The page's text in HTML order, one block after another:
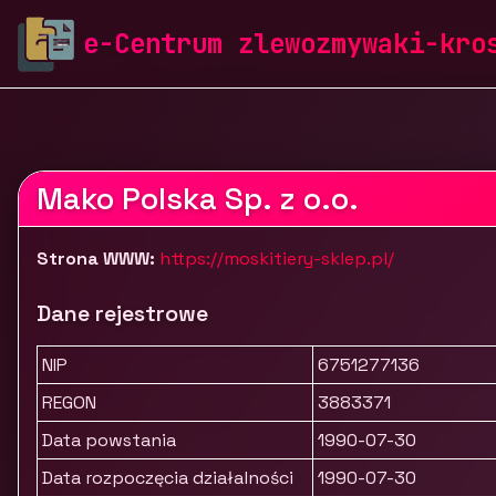
e-Centrum zlewozmywaki-
zlewozmywaki-krosch.pl Firmy Dom i ogród
Moskitiery - okienne, na drzwi | Sklep internetowy
Mako Polska Sp. z o.o.
Strona WWW: https://moskitiery-sklep.pl/
Dane rejestrowe
NIP
6751277136
REGON
3883371
Data powstania
1990-07-30
Data rozpoczęcia działalności
1990-07-30